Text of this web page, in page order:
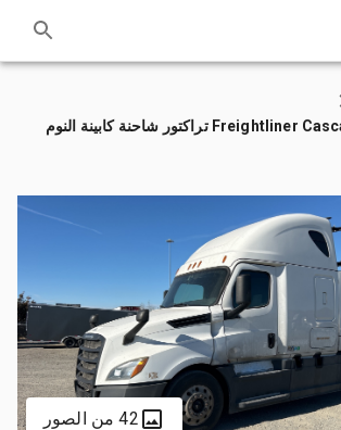
2020 Freightliner Cascadia 126 6x4 تراكتور شاحنة كابينة النوم
42 من الصور